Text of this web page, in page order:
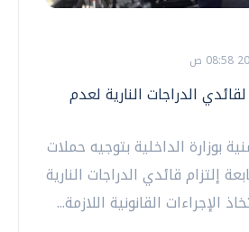
لقائدي الدراجات النارية لعدم
بوزارة الداخلية بتوجيه حملات
إلتزام قائدي الدراجات النارية
الإجراءات القانونية اللازمة...